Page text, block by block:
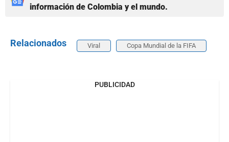
información de Colombia y el mundo.
Relacionados Viral Copa Mundial de la FIFA
PUBLICIDAD